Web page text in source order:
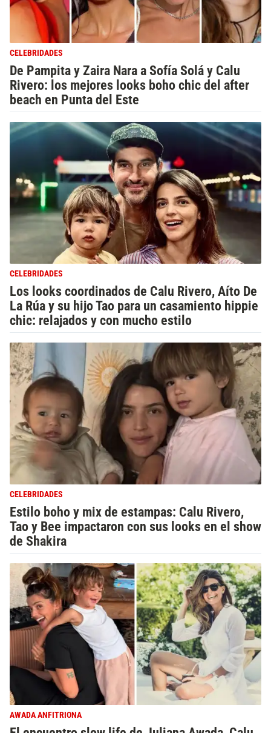
CELEBRIDADES
De Pampita y Zaira Nara a Sofía Solá y Calu
Rivero: los mejores looks boho chic del after
beach en Punta del Este
CELEBRIDADES
Los looks coordinados de Calu Rivero, Aíto De
La Rúa y su hijo Tao para un casamiento hippie
chic: relajados y con mucho estilo
CELEBRIDADES
Estilo boho y mix de estampas: Calu Rivero,
Tao y Bee impactaron con sus looks en el show
de Shakira
AWADA ANFITRIONA